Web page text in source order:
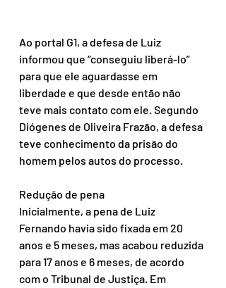
Ao portal G1, a defesa de Luiz
informou que “conseguiu liberá-lo”
para que ele aguardasse em
liberdade e que desde então não
teve mais contato com ele. Segundo
Diógenes de Oliveira Frazão, a defesa
teve conhecimento da prisão do
homem pelos autos do processo.
Redução de pena
Inicialmente, a pena de Luiz
Fernando havia sido fixada em 20
anos e 5 meses, mas acabou reduzida
para 17 anos e 6 meses, de acordo
com o Tribunal de Justiça. Em